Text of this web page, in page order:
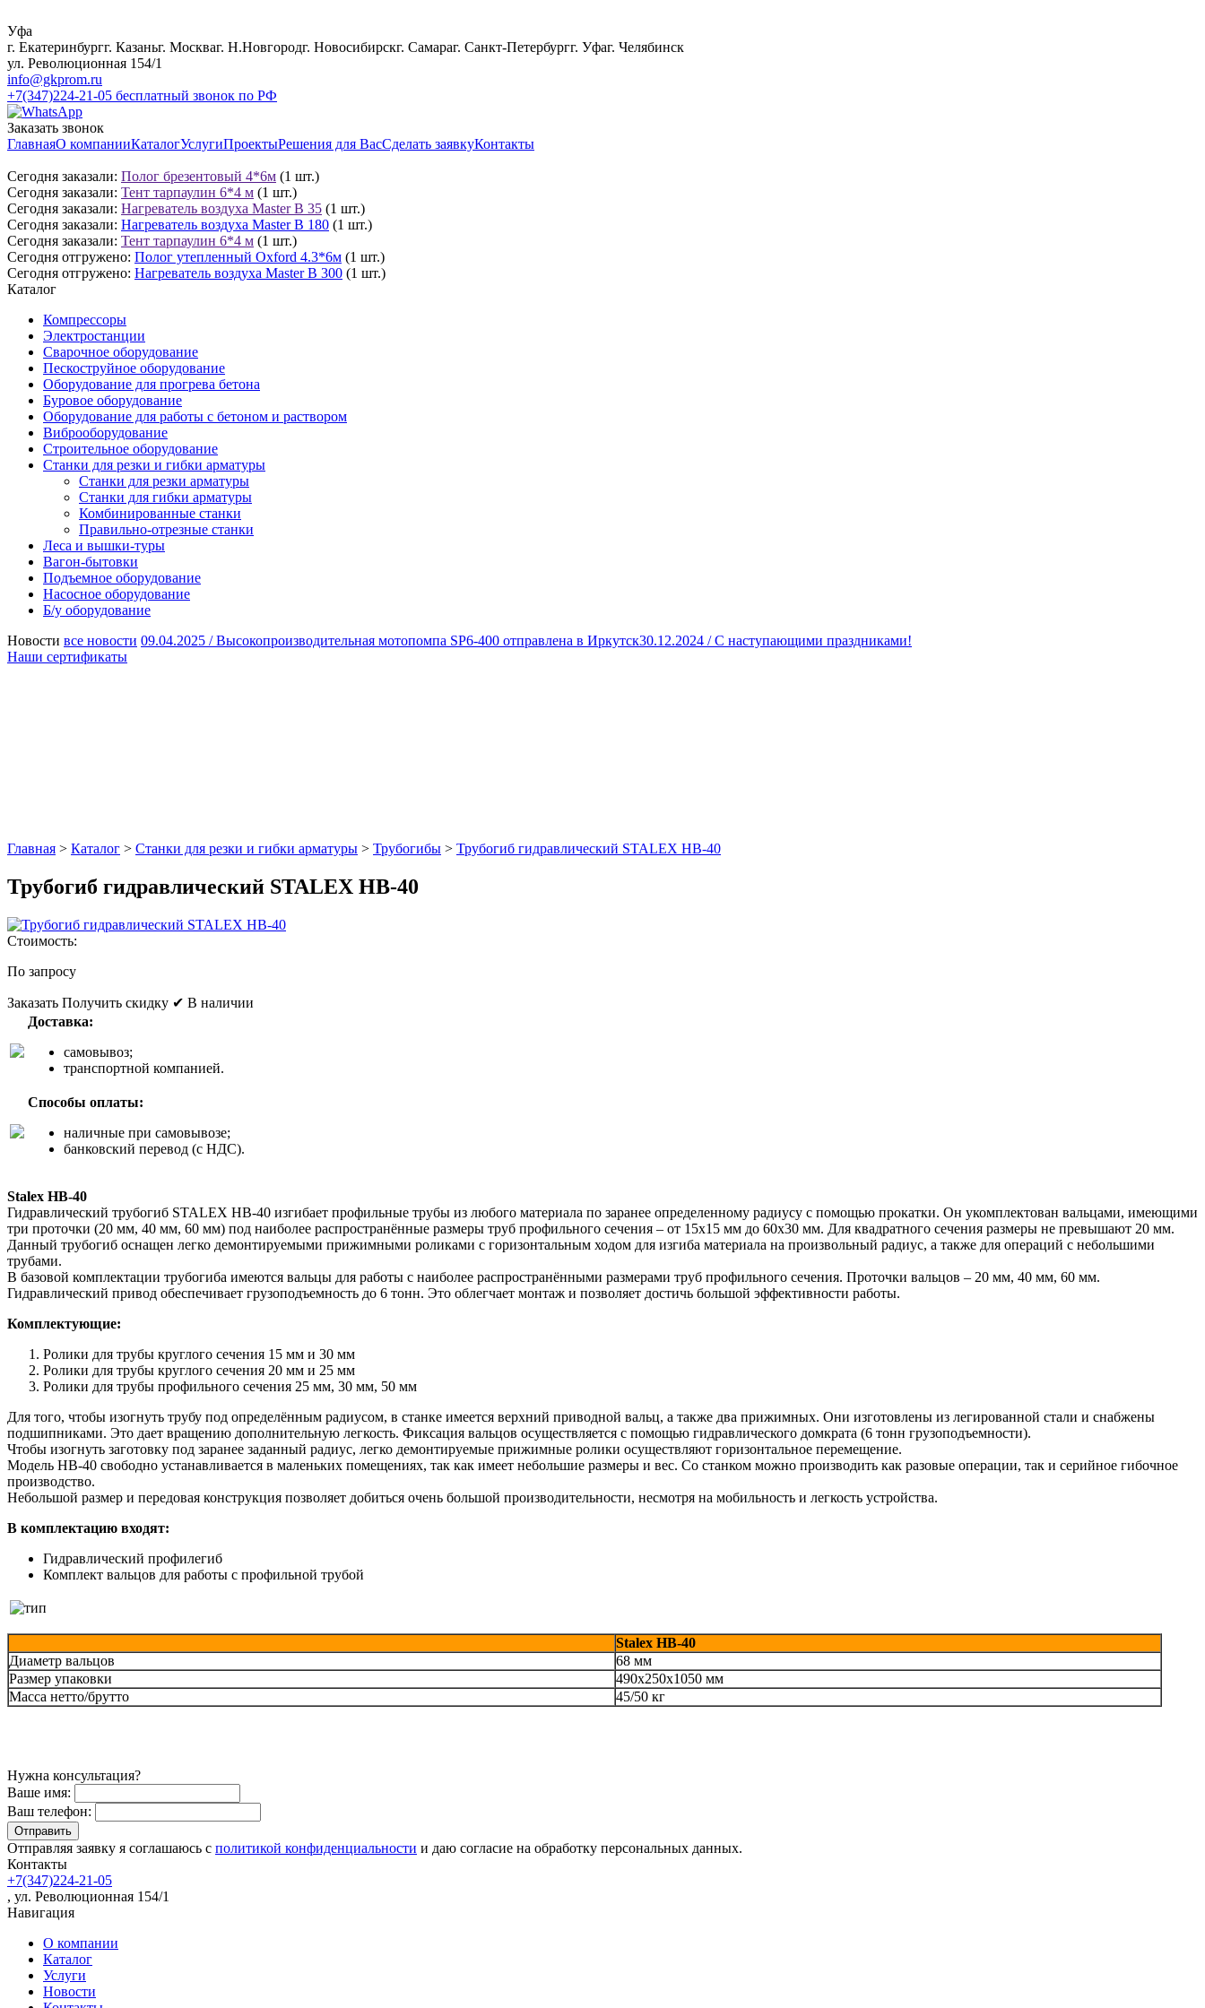
Уфа
г. Екатеринбургг. Казаньг. Москваг. Н.Новгородг. Новосибирскг. Самараг. Санкт-Петербургг. Уфаг. Челябинск
ул. Революционная 154/1
info@gkprom.ru
+7(347)224-21-05 бесплатный звонок по РФ
Заказать звонок
ГлавнаяО компанииКаталогУслугиПроектыРешения для ВасСделать заявкуКонтакты
Сегодня заказали: Полог брезентовый 4*6м (1 шт.)
Сегодня заказали: Тент тарпаулин 6*4 м (1 шт.)
Сегодня заказали: Нагреватель воздуха Master B 35 (1 шт.)
Сегодня заказали: Нагреватель воздуха Master B 180 (1 шт.)
Сегодня заказали: Тент тарпаулин 6*4 м (1 шт.)
Сегодня отгружено: Полог утепленный Oxford 4.3*6м (1 шт.)
Сегодня отгружено: Нагреватель воздуха Master B 300 (1 шт.)
Каталог
Компрессоры
Электростанции
Сварочное оборудование
Пескоструйное оборудование
Оборудование для прогрева бетона
Буровое оборудование
Оборудование для работы с бетоном и раствором
Виброоборудование
Строительное оборудование
Станки для резки и гибки арматуры
Станки для резки арматуры
Станки для гибки арматуры
Комбинированные станки
Правильно-отрезные станки
Леса и вышки-туры
Вагон-бытовки
Подъемное оборудование
Насосное оборудование
Б/у оборудование
Новости все новости 09.04.2025 /Высокопроизводительная мотопомпа SP6-400 отправлена в Иркутск30.12.2024 /С наступающими праздниками!
Наши сертификаты
Главная > Каталог > Станки для резки и гибки арматуры > Трубогибы > Трубогиб гидравлический STALEX HB-40
Трубогиб гидравлический STALEX HB-40
Стоимость:
По запросу
Заказать Получить скидку ✔ В наличии
Доставка:
самовывоз;
транспортной компанией.
Способы оплаты:
наличные при самовывозе;
банковский перевод (с НДС).
Stalex HB-40
Гидравлический трубогиб STALEX HB-40 изгибает профильные трубы из любого материала по заранее определенному радиусу с помощью прокатки. Он укомплектован вальцами, имеющими
три проточки (20 мм, 40 мм, 60 мм) под наиболее распространённые размеры труб профильного сечения – от 15x15 мм до 60x30 мм. Для квадратного сечения размеры не превышают 20 мм.
Данный трубогиб оснащен легко демонтируемыми прижимными роликами с горизонтальным ходом для изгиба материала на произвольный радиус, а также для операций с небольшими
трубами.
В базовой комплектации трубогиба имеются вальцы для работы с наиболее распространёнными размерами труб профильного сечения. Проточки вальцов – 20 мм, 40 мм, 60 мм.
Гидравлический привод обеспечивает грузоподъемность до 6 тонн. Это облегчает монтаж и позволяет достичь большой эффективности работы.
Комплектующие:
Ролики для трубы круглого сечения 15 мм и 30 мм
Ролики для трубы круглого сечения 20 мм и 25 мм
Ролики для трубы профильного сечения 25 мм, 30 мм, 50 мм
Для того, чтобы изогнуть трубу под определённым радиусом, в станке имеется верхний приводной вальц, а также два прижимных. Они изготовлены из легированной стали и снабжены
подшипниками. Это дает вращению дополнительную легкость. Фиксация вальцов осуществляется с помощью гидравлического домкрата (6 тонн грузоподъемности).
Чтобы изогнуть заготовку под заранее заданный радиус, легко демонтируемые прижимные ролики осуществляют горизонтальное перемещение.
Модель HB-40 свободно устанавливается в маленьких помещениях, так как имеет небольшие размеры и вес. Со станком можно производить как разовые операции, так и серийное гибочное
производство.
Небольшой размер и передовая конструкция позволяет добиться очень большой производительности, несмотря на мобильность и легкость устройства.
В комплектацию входят:
Гидравлический профилегиб
Комплект вальцов для работы с профильной трубой
Stalex HB-40
Диаметр вальцов
68 мм
Размер упаковки
490х250х1050 мм
Масса нетто/брутто
45/50 кг
Нужна консультация?
Ваше имя:
Ваш телефон:
Отправляя заявку я соглашаюсь с политикой конфиденциальности и даю согласие на обработку персональных данных.
Контакты
+7(347)224-21-05
, ул. Революционная 154/1
Навигация
О компании
Каталог
Услуги
Новости